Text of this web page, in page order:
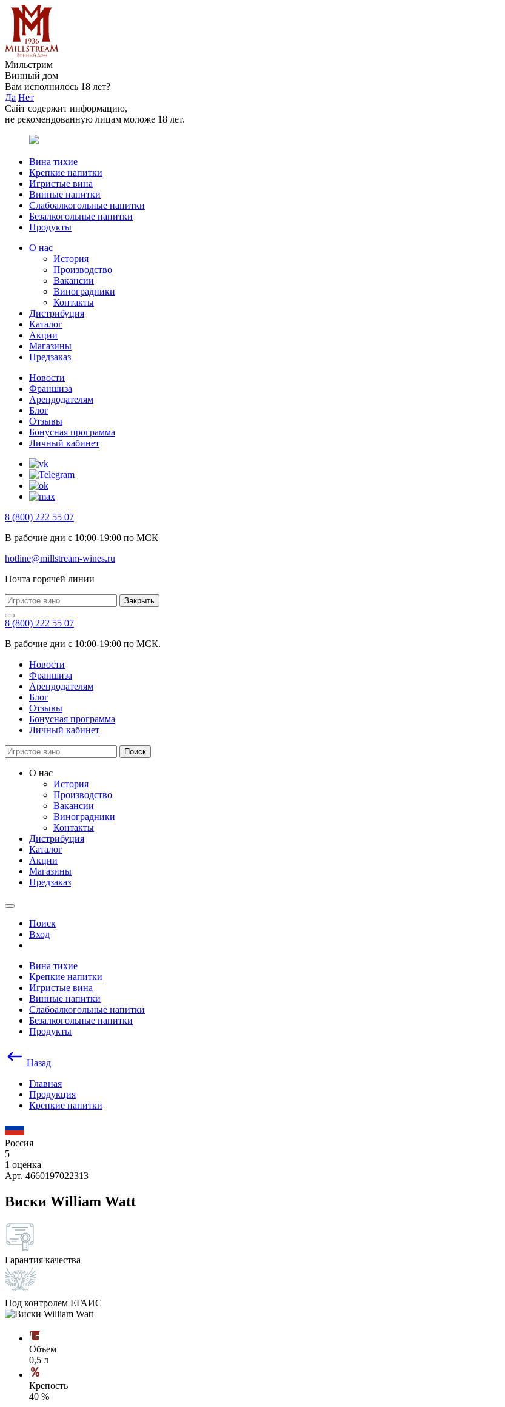
Мильстрим
Винный дом
Вам исполнилось 18 лет?
Да Нет
Сайт содержит информацию,
не рекомендованную лицам моложе 18 лет.
Вина тихие
Крепкие напитки
Игристые вина
Винные напитки
Слабоалкогольные напитки
Безалкогольные напитки
Продукты
О нас
История
Производство
Вакансии
Виноградники
Контакты
Дистрибуция
Каталог
Акции
Магазины
Предзаказ
Новости
Франшиза
Арендодателям
Блог
Отзывы
Бонусная программа
Личный кабинет
8 (800) 222 55 07
В рабочие дни с 10:00-19:00 по МСК
hotline@millstream-wines.ru
Почта горячей линии
Закрыть
8 (800) 222 55 07
В рабочие дни с 10:00-19:00 по МСК.
Новости
Франшиза
Арендодателям
Блог
Отзывы
Бонусная программа
Личный кабинет
Поиск
О нас
История
Производство
Вакансии
Виноградники
Контакты
Дистрибуция
Каталог
Акции
Магазины
Предзаказ
Поиск
Вход
Вина тихие
Крепкие напитки
Игристые вина
Винные напитки
Слабоалкогольные напитки
Безалкогольные напитки
Продукты
Назад
Главная
Продукция
Крепкие напитки
Россия
5
1 оценка
Арт. 4660197022313
Виски William Watt
Гарантия качества
Под контролем ЕГАИС
Объем
0,5 л
Крепость
40 %